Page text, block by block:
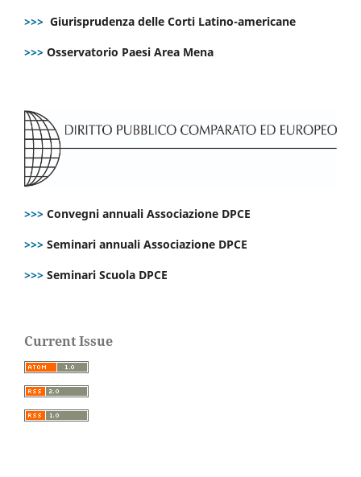
>>> Giurisprudenza delle Corti Latino-americane
>>> Osservatorio Paesi Area Mena
>>> Convegni annuali Associazione DPCE
>>> Seminari annuali Associazione DPCE
>>> Seminari Scuola DPCE
Current Issue